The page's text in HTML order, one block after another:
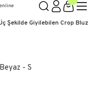
Şekilde Giyilebilen Crop Bluz
- S